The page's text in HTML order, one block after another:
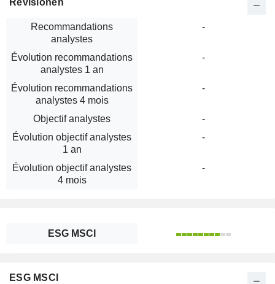
Revisionen
Recommandations
analystes
-
Évolution recommandations
analystes 1 an
-
Évolution recommandations
analystes 4 mois
-
Objectif analystes
-
Évolution objectif analystes
1 an
-
Évolution objectif analystes
4 mois
-
ESG MSCI
ESG MSCI